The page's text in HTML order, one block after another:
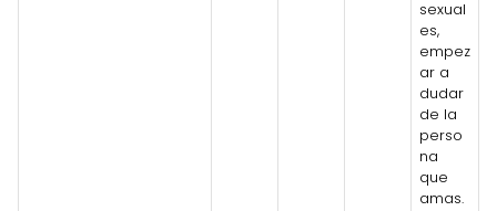
sexual
es,
empez
ar a
dudar
de la
perso
na
que
amas.